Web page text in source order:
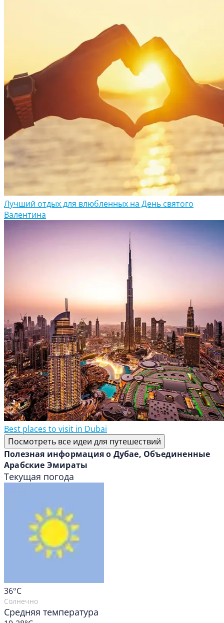
Лучший отдых для влюбленных на День святого
Валентина
Best places to visit in Dubai
Посмотреть все идеи для путешествий
Полезная информация о Дубае, Объединенные
Арабские Эмираты
Текущая погода
36°C
Солнечно
Средняя температура